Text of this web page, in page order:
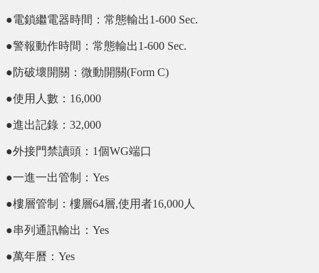
●電鎖繼電器時間：常態輸出1-600 Sec.
●警報動作時間：常態輸出1-600 Sec.
●防破壞開關：微動開關(Form C)
●使用人數：16,000
●進出記錄：32,000
●外接門禁讀頭：1個WG端口
●一進一出管制：Yes
●樓層管制：樓層64層,使用者16,000人
●串列通訊輸出：Yes
●萬年曆：Yes